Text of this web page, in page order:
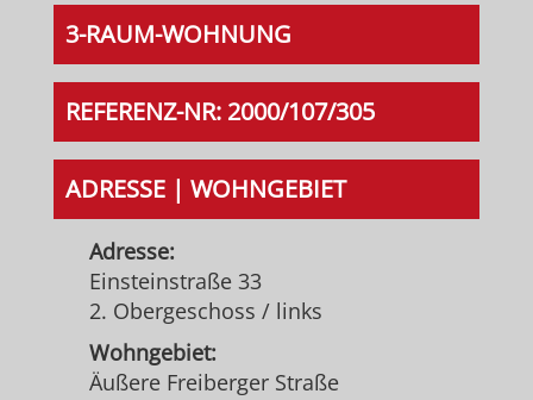
3-RAUM-WOHNUNG
REFERENZ-NR: 2000/107/305
ADRESSE | WOHNGEBIET
Adresse:
Einsteinstraße 33
2. Obergeschoss / links
Wohngebiet:
Äußere Freiberger Straße